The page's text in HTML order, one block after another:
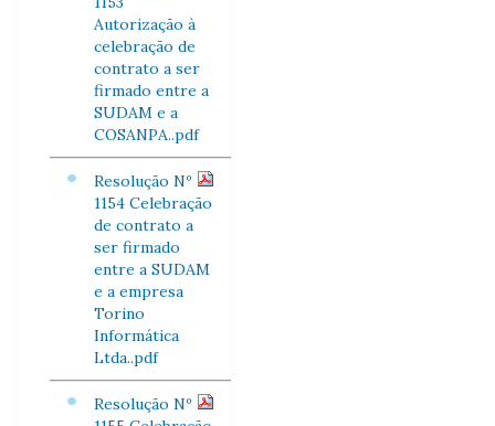
Autorização à
celebração de
contrato a ser
firmado entre a
SUDAM e a
COSANPA..pdf
Resolução Nº
1154 Celebração
de contrato a
ser firmado
entre a SUDAM
e a empresa
Torino
Informática
Ltda..pdf
Resolução Nº